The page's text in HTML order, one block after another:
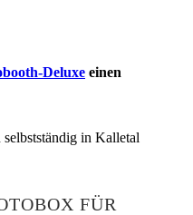
Deluxe einen
FÜR